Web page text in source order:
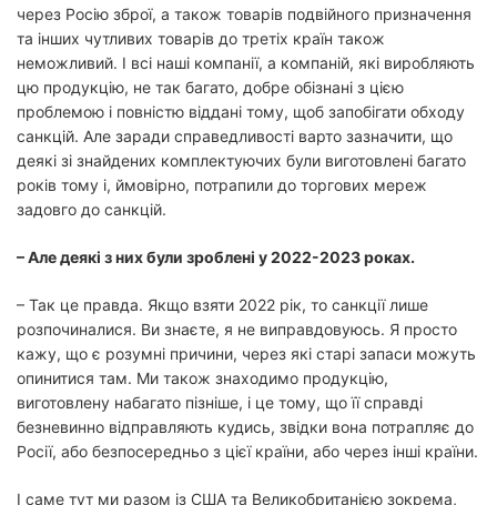
через Росію зброї, а також товарів подвійного призначення
та інших чутливих товарів до третіх країн також
неможливий. І всі наші компанії, а компаній, які виробляють
цю продукцію, не так багато, добре обізнані з цією
проблемою і повністю віддані тому, щоб запобігати обходу
санкцій. Але заради справедливості варто зазначити, що
деякі зі знайдених комплектуючих були виготовлені багато
років тому і, ймовірно, потрапили до торгових мереж
задовго до санкцій.
– Але деякі з них були зроблені у 2022-2023 роках.
– Так це правда. Якщо взяти 2022 рік, то санкції лише
розпочиналися. Ви знаєте, я не виправдовуюсь. Я просто
кажу, що є розумні причини, через які старі запаси можуть
опинитися там. Ми також знаходимо продукцію,
виготовлену набагато пізніше, і це тому, що її справді
безневинно відправляють кудись, звідки вона потрапляє до
Росії, або безпосередньо з цієї країни, або через інші країни.
І саме тут ми разом із США та Великобританією зокрема,